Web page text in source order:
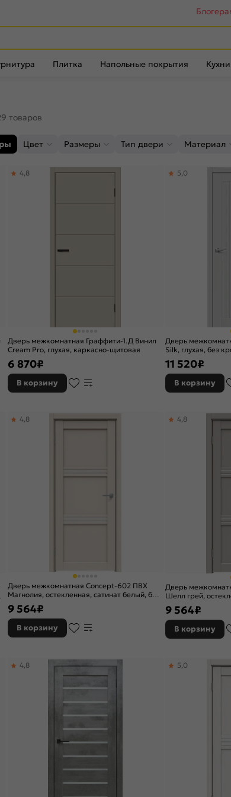
Плитка Напольные покрытия
товаров
Цвет Размеры Тип двери Материал
Дверь межкомнатная Граффити-1.Д Винил
Cream Pro, глухая, каркасно-щитовая
4,8
6 870₽
В корзину
Дверь
Silk, глухая, без
5,0
11 520₽
В корзину
Дверь межкомнатная Concept-602 ПВХ
Магнолия, остекленная, сатинат белый, без
кромки, царговая
4,8
9 564₽
В корзину
Дверь
Шелл грей,
без кромки,
4,8
9 564₽
В корзину
4,8 5,0